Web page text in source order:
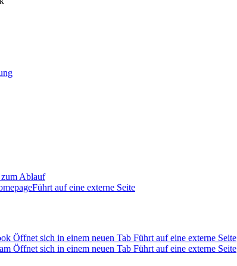
Ablauf
Führt auf eine externe Seite
Öffnet sich in einem neuen Tab Führt auf eine externe Seite
Öffnet sich in einem neuen Tab Führt auf eine externe Seite